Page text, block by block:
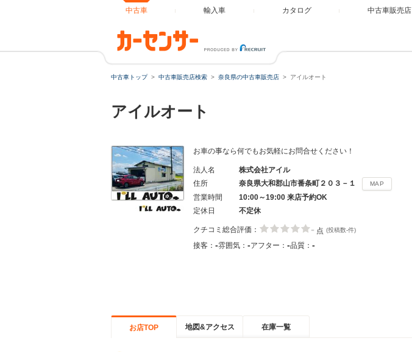
中古車 輸入車 カタログ 中古車販売店
中古車トップ 中古車販売店検索 奈良県の中古車販売店 アイルオート
アイルオート
お車の事なら何でもお気軽にお問合せください！
法人名
株式会社アイル
住所
奈良県大和郡山市番条町２０３－１ MAP
営業時間
10:00～19:00 来店予約OK
定休日
不定休
クチコミ総合評価： - 点 (投稿数-件)
接客： -雰囲気： -アフター： -品質： -
お店TOP 地図&アクセス 在庫一覧